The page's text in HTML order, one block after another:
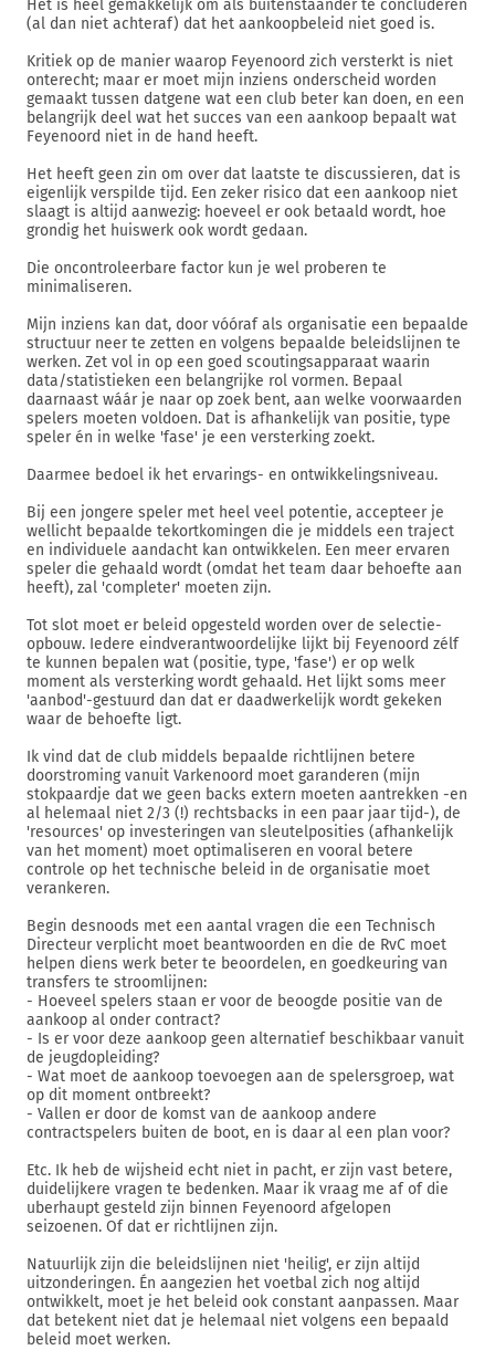
Het is heel gemakkelijk om als buitenstaander te concluderen
(al dan niet achteraf) dat het aankoopbeleid niet goed is.
Kritiek op de manier waarop Feyenoord zich versterkt is niet
onterecht; maar er moet mijn inziens onderscheid worden
gemaakt tussen datgene wat een club beter kan doen, en een
belangrijk deel wat het succes van een aankoop bepaalt wat
Feyenoord niet in de hand heeft.
Het heeft geen zin om over dat laatste te discussieren, dat is
eigenlijk verspilde tijd. Een zeker risico dat een aankoop niet
slaagt is altijd aanwezig: hoeveel er ook betaald wordt, hoe
grondig het huiswerk ook wordt gedaan.
Die oncontroleerbare factor kun je wel proberen te
minimaliseren.
Mijn inziens kan dat, door vóóraf als organisatie een bepaalde
structuur neer te zetten en volgens bepaalde beleidslijnen te
werken. Zet vol in op een goed scoutingsapparaat waarin
data/statistieken een belangrijke rol vormen. Bepaal
daarnaast wáár je naar op zoek bent, aan welke voorwaarden
spelers moeten voldoen. Dat is afhankelijk van positie, type
speler én in welke 'fase' je een versterking zoekt.
Daarmee bedoel ik het ervarings- en ontwikkelingsniveau.
Bij een jongere speler met heel veel potentie, accepteer je
wellicht bepaalde tekortkomingen die je middels een traject
en individuele aandacht kan ontwikkelen. Een meer ervaren
speler die gehaald wordt (omdat het team daar behoefte aan
heeft), zal 'completer' moeten zijn.
Tot slot moet er beleid opgesteld worden over de selectie-
opbouw. Iedere eindverantwoordelijke lijkt bij Feyenoord zélf
te kunnen bepalen wat (positie, type, 'fase') er op welk
moment als versterking wordt gehaald. Het lijkt soms meer
'aanbod'-gestuurd dan dat er daadwerkelijk wordt gekeken
waar de behoefte ligt.
Ik vind dat de club middels bepaalde richtlijnen betere
doorstroming vanuit Varkenoord moet garanderen (mijn
stokpaardje dat we geen backs extern moeten aantrekken -en
al helemaal niet 2/3 (!) rechtsbacks in een paar jaar tijd-), de
'resources' op investeringen van sleutelposities (afhankelijk
van het moment) moet optimaliseren en vooral betere
controle op het technische beleid in de organisatie moet
verankeren.
Begin desnoods met een aantal vragen die een Technisch
Directeur verplicht moet beantwoorden en die de RvC moet
helpen diens werk beter te beoordelen, en goedkeuring van
transfers te stroomlijnen:
- Hoeveel spelers staan er voor de beoogde positie van de
aankoop al onder contract?
- Is er voor deze aankoop geen alternatief beschikbaar vanuit
de jeugdopleiding?
- Wat moet de aankoop toevoegen aan de spelersgroep, wat
op dit moment ontbreekt?
- Vallen er door de komst van de aankoop andere
contractspelers buiten de boot, en is daar al een plan voor?
Etc. Ik heb de wijsheid echt niet in pacht, er zijn vast betere,
duidelijkere vragen te bedenken. Maar ik vraag me af of die
uberhaupt gesteld zijn binnen Feyenoord afgelopen
seizoenen. Of dat er richtlijnen zijn.
Natuurlijk zijn die beleidslijnen niet 'heilig', er zijn altijd
uitzonderingen. Én aangezien het voetbal zich nog altijd
ontwikkelt, moet je het beleid ook constant aanpassen. Maar
dat betekent niet dat je helemaal niet volgens een bepaald
beleid moet werken.